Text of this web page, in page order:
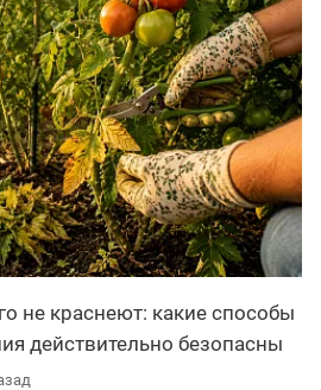
не краснеют: какие способы
действительно безопасны